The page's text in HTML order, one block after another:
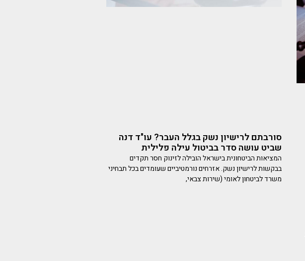
סורבתם לרישיון נשק בגלל העבר? עו"ד דנה
שביט עושה סדר בביטול עילה פלילית
המציאות הביטחונית בישראל הובילה לזינוק חסר תקדים
בבקשות לרישיון נשק. אזרחים נורמטיביים שעומדים בכל תבחיני
משרד לביטחון לאומי (שירות צבאי,